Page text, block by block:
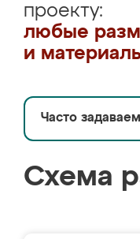
проекту:
любые
и
Часто
Схема